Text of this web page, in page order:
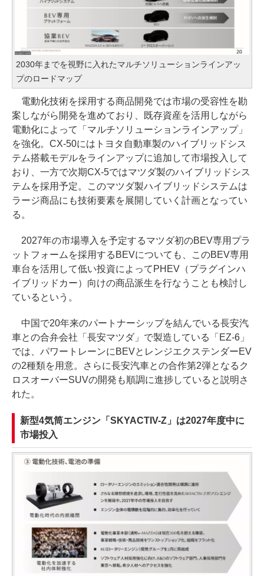
2030年までを視野に入れたマルチソリューションラインアッ
プのロードマップ
電動化技術を採用する商品開発では市場の受容性を勘
案しながら開発を進めており、既存資産を活用しながら
電動化によって「マルチソリューションラインアップ」
を強化。CX-50にはトヨタ自動車製のハイブリッドシス
テム搭載モデルをラインアップに追加して市場投入して
おり、一方で次期CX-5ではマツダ製のハイブリッドシス
テムを採用予定。このマツダ製ハイブリッドシステムは
ラージ商品にも技術要素を展開していく計画となってい
る。
2027年の市場導入を予定するマツダ初のBEV専用プラ
ットフォームを採用するBEVについても、このBEV専用
車台を活用して低い投資によってPHEV（プラグインハ
イブリッドカー）向けの商品派生を行なうことも検討し
ているという。
中国で20年来のパートナーシップを結んでいる長安汽
車との合弁会社「長安マツダ」で製造している「EZ-6」
では、パワートレーンにBEVとレンジエクステンダーEV
の2種類を用意。さらに長安汽車との合作第2弾となるク
ロスオーバーSUVの開発も順調に進捗していると説明さ
れた。
新型4気筒エンジン「SKYACTIV-Z」は2027年度中に
市場投入